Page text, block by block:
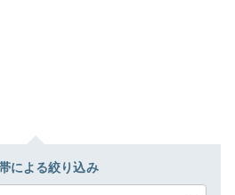
による絞り込み